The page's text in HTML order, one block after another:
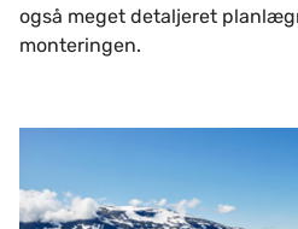
også meget detaljeret
monteringen.